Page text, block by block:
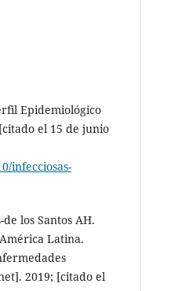
Epidemiológico
el 15 de junio
infecciosas-
los Santos AH.
Latina.
2019; [citado el